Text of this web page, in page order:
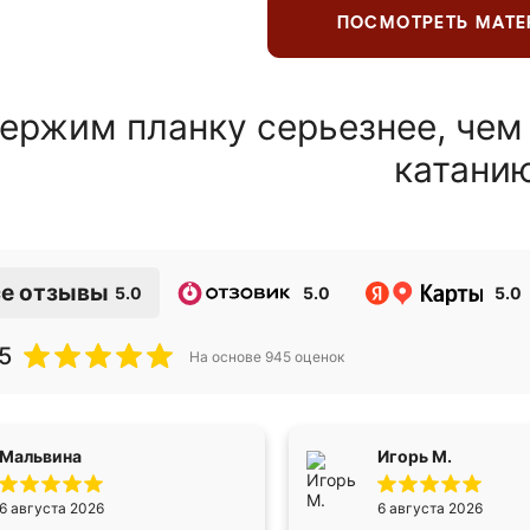
ПОСМОТРЕТЬ
планку серьезнее,
отзывы 5.0 5.0 5.0
На основе 945 оценок
Мальвина
6 августа 2026
Игорь М.
6 августа 2026